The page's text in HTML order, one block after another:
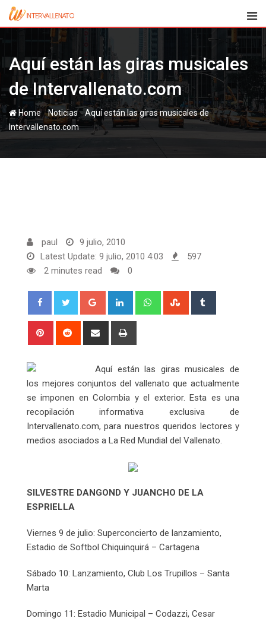
Skip
Aquí están las giras musicales
de Intervallenato.com
Home-Noticias-Aquí están las giras musicales de
Intervallenato.com
paul
9 julio, 2010
Latest Update: 9 julio, 2010 4:03
597
2 minutes read
0
Google+ LinkedIn WhatsappStumbleUpon
Pinterest Reddit
Share
Aquí están las giras musicales de
los mejores conjuntos del vallenato que actualmente
se imponen en Colombia y el exterior. Esta es una
recopilación informativa exclusiva de
Intervallenato.com, para nuestros queridos lectores y
medios asociados a La Red Mundial del Vallenato.
SILVESTRE DANGOND Y JUANCHO DE LA
ESPRIELLA
Viernes 9 de julio: Superconcierto de lanzamiento,
Estadio de Softbol Chiquinquirá – Cartagena
Sábado 10: Lanzamiento, Club Los Trupillos – Santa
Marta
Domingo 11: Estadio Municipal – Codazzi, Cesar